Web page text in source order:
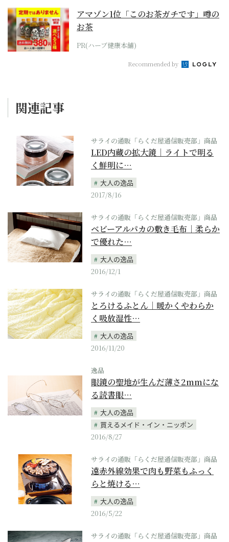
アマゾン1位「このお茶ガチです」噂の
お茶
PR(ハーブ健康本舗)
Recommended by
関連記事
サライの通販「らくだ屋通信販売部」商品
LED内蔵の拡大鏡｜ライトで明る
く鮮明に…
大人の逸品
2017/8/16
サライの通販「らくだ屋通信販売部」商品
ベビーアルパカの敷き毛布｜柔らか
で優れた…
大人の逸品
2016/12/1
サライの通販「らくだ屋通信販売部」商品
とろけるふとん｜暖かくやわらか
く吸放湿性…
大人の逸品
2016/11/20
逸品
眼鏡の聖地が生んだ薄さ2mmにな
る読書眼…
大人の逸品
買えるメイド・イン・ニッポン
2016/8/27
サライの通販「らくだ屋通信販売部」商品
遠赤外線効果で肉も野菜もふっく
らと焼ける…
大人の逸品
2016/5/22
サライの通販「らくだ屋通信販売部」商品